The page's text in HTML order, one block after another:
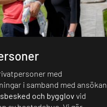
med
i samband med ansökan
och bygglov vid